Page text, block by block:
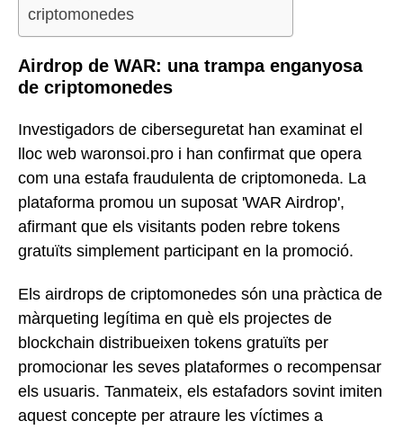
criptomonedes
Airdrop de WAR: una trampa enganyosa
de criptomonedes
Investigadors de ciberseguretat han examinat el
lloc web waronsoi.pro i han confirmat que opera
com una estafa fraudulenta de criptomoneda. La
plataforma promou un suposat 'WAR Airdrop',
afirmant que els visitants poden rebre tokens
gratuïts simplement participant en la promoció.
Els airdrops de criptomonedes són una pràctica de
màrqueting legítima en què els projectes de
blockchain distribueixen tokens gratuïts per
promocionar les seves plataformes o recompensar
els usuaris. Tanmateix, els estafadors sovint imiten
aquest concepte per atraure les víctimes a